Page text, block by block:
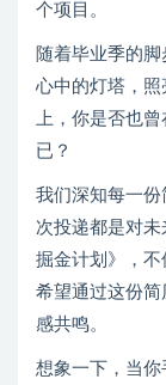
个项目。
随着毕业季的
心中的灯塔，
上，你是否也
已？
我们深知每一
次投递都是对
掘金计划》，
希望通过这份
感共鸣。
想象一下，当